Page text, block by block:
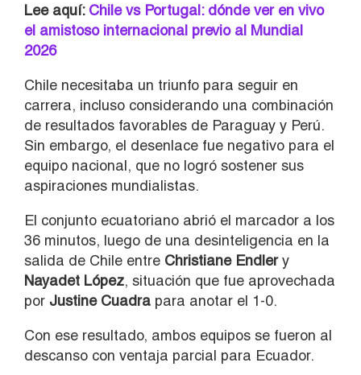
Lee aquí: Chile vs Portugal: dónde ver en vivo
el amistoso internacional previo al Mundial
2026
Chile necesitaba un triunfo para seguir en
carrera, incluso considerando una combinación
de resultados favorables de Paraguay y Perú.
Sin embargo, el desenlace fue negativo para el
equipo nacional, que no logró sostener sus
aspiraciones mundialistas.
El conjunto ecuatoriano abrió el marcador a los
36 minutos, luego de una desinteligencia en la
salida de Chile entre Christiane Endlery
Nayadet López, situación que fue aprovechada
por Justine Cuadra para anotar el 1-0.
Con ese resultado, ambos equipos se fueron al
descanso con ventaja parcial para Ecuador.